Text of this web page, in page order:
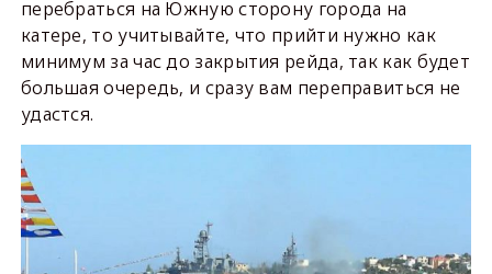
перебраться на Южную сторону города на
катере, то учитывайте, что прийти нужно как
минимум за час до закрытия рейда, так как будет
большая очередь, и сразу вам переправиться не
удастся.